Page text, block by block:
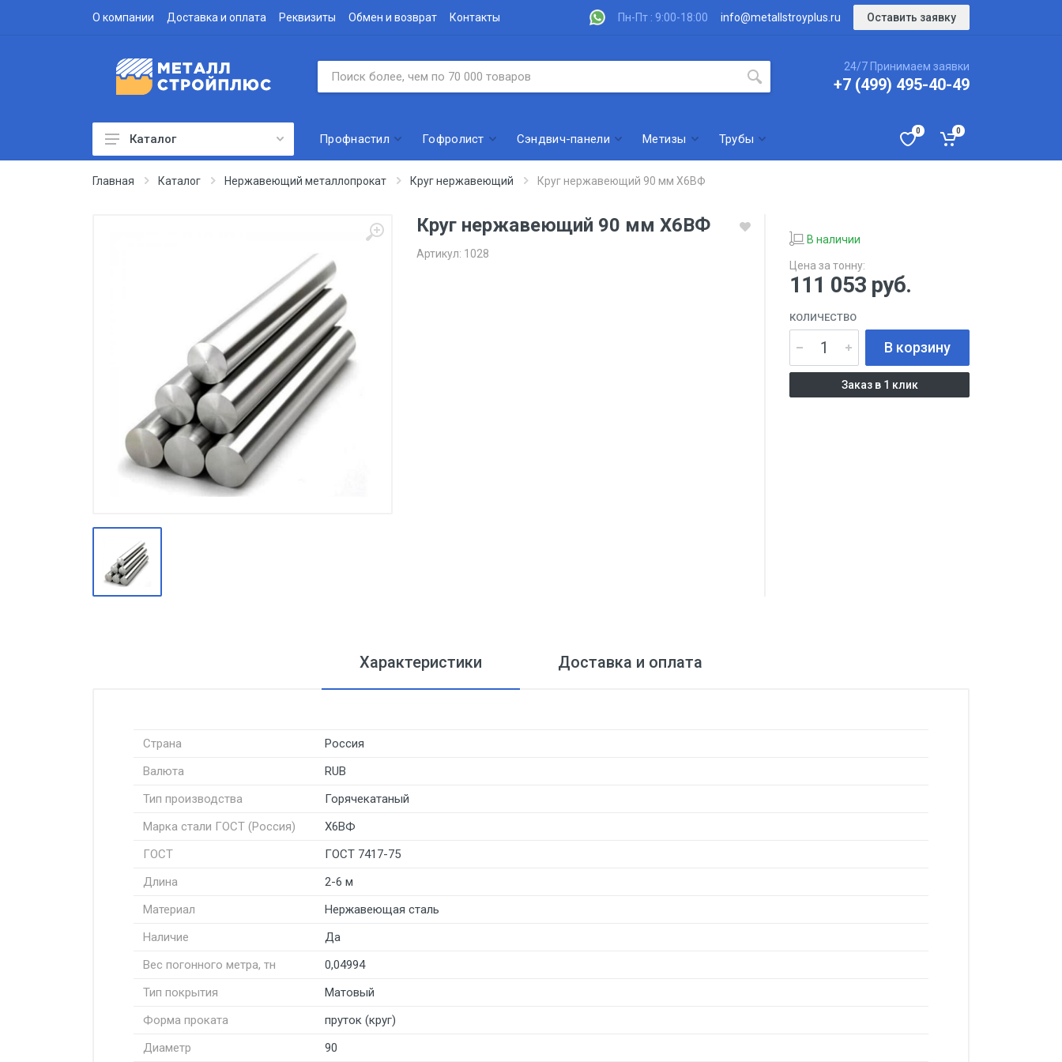
О компании Доставка и оплата Реквизиты Обмен и возврат Контакты Пн-Пт : 9:00-18:00 info@metallstroyplus.ru Оставить заявку
24/7 Принимаем заявки
+7 (499) 495-40-49
Профнастил
Производство
Штакетник
Черный металлопрокат
Нержавеющий металлопрокат
метизы
Оцинкованный металлопрокат
Запорная арматура
Каталог Профнастил Гофролист Сэндвич-панели Метизы Трубы
0 0
Главная Каталог Нержавеющий металлопрокат Круг нержавеющий Круг нержавеющий 90 мм Х6ВФ
Круг нержавеющий 90 мм Х6ВФ
Артикул: 1028
В наличии
Цена за тонну:
111 053 руб.
КОЛИЧЕСТВО
В корзину
Заказ в 1 клик
Характеристики Доставка и оплата
Страна
Россия
Валюта
RUB
Тип производства
Горячекатаный
Марка стали ГОСТ (Россия)
Х6ВФ
ГОСТ
ГОСТ 7417-75
Длина
2-6 м
Материал
Нержавеющая сталь
Наличие
Да
Вес погонного метра, тн
0,04994
Тип покрытия
Матовый
Форма проката
пруток (круг)
Диаметр
90